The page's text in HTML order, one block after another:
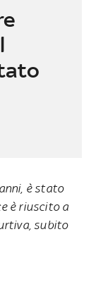
è stato
è riuscito a
subito